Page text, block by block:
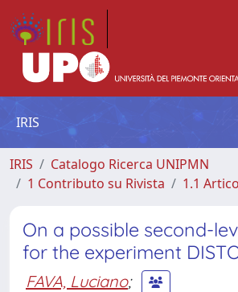
IRIS
IRIS
Catalogo Ricerca UNIPMN
1 Contributo su Rivista
1.1
On a possible second-
for the experiment
FAVA, Luciano;